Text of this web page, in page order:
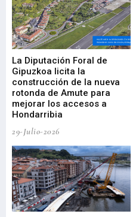
La Diputación Foral de
Gipuzkoa licita la
construcción de la nueva
rotonda de Amute para
mejorar los accesos a
Hondarribia
29-Julio-2026